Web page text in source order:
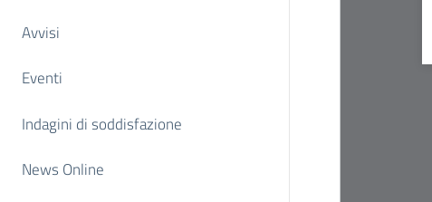
Avvisi
Eventi
Indagini di soddisfazione
News Online